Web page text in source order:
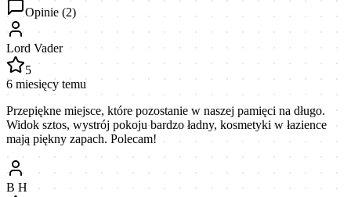
Opinie (2)
Lord Vader
5
6 miesięcy temu
Przepiękne miejsce, które pozostanie w naszej pamięci na długo.
Widok sztos, wystrój pokoju bardzo ładny, kosmetyki w łazience
mają piękny zapach. Polecam!
B H